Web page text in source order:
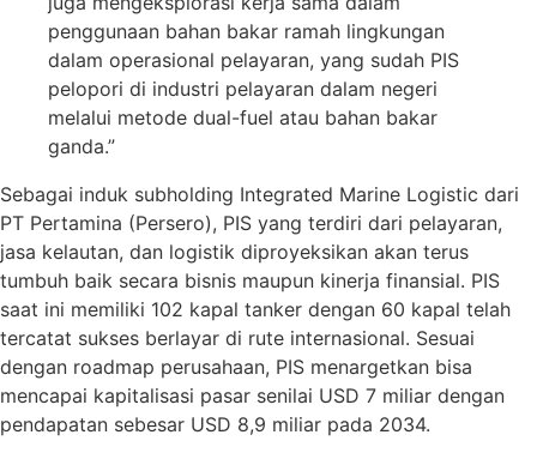
penggunaan bahan bakar ramah lingkungan
dalam operasional pelayaran, yang sudah PIS
pelopori di industri pelayaran dalam negeri
melalui metode dual-fuel atau bahan bakar
ganda.”
Sebagai induk subholding Integrated Marine Logistic dari
PT Pertamina (Persero), PIS yang terdiri dari pelayaran,
jasa kelautan, dan logistik diproyeksikan akan terus
tumbuh baik secara bisnis maupun kinerja finansial. PIS
saat ini memiliki 102 kapal tanker dengan 60 kapal telah
tercatat sukses berlayar di rute internasional. Sesuai
dengan roadmap perusahaan, PIS menargetkan bisa
mencapai kapitalisasi pasar senilai USD 7 miliar dengan
pendapatan sebesar USD 8,9 miliar pada 2034.